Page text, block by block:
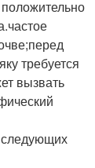
требуется
вызвать
следующих